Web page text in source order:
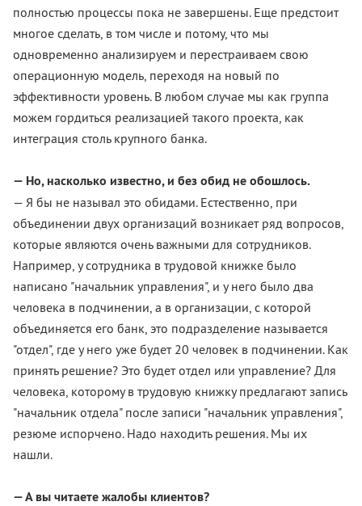
полностью процессы пока не завершены. Еще предстоит
многое сделать, в том числе и потому, что мы
одновременно анализируем и перестраиваем свою
операционную модель, переходя на новый по
эффективности уровень. В любом случае мы как группа
можем гордиться реализацией такого проекта, как
интеграция столь крупного банка.
— Но, насколько известно, и без обид не обошлось.
— Я бы не называл это обидами. Естественно, при
объединении двух организаций возникает ряд вопросов,
которые являются очень важными для сотрудников.
Например, у сотрудника в трудовой книжке было
написано "начальник управления", и у него было два
человека в подчинении, а в организации, с которой
объединяется его банк, это подразделение называется
"отдел", где у него уже будет 20 человек в подчинении. Как
принять решение? Это будет отдел или управление? Для
человека, которому в трудовую книжку предлагают запись
"начальник отдела" после записи "начальник управления",
резюме испорчено. Надо находить решения. Мы их
нашли.
— А вы читаете жалобы клиентов?